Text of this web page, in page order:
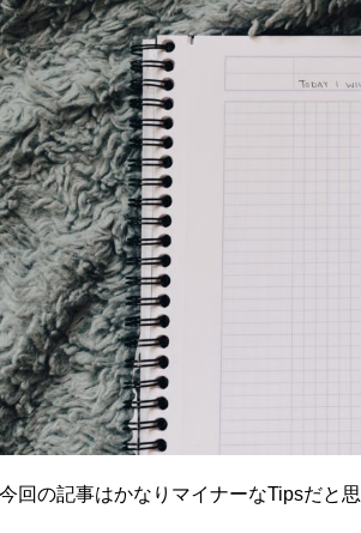
今回の記事はかなりマイナーなTipsだと